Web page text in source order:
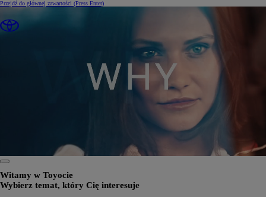
Przejdź do głównej zawartości (Press Enter)
0:32 / 1:34
Witamy w Toyocie
Wybierz temat, który Cię interesuje